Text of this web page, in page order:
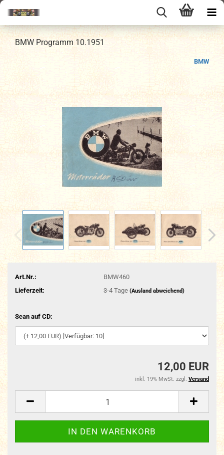
BMW Programm 10.1951
BMW
Art.Nr.:
BMW460
Lieferzeit:
3-4 Tage (Ausland abweichend)
Scan auf CD:
12,00 EUR
inkl. 19% MwSt. zzgl. Versand